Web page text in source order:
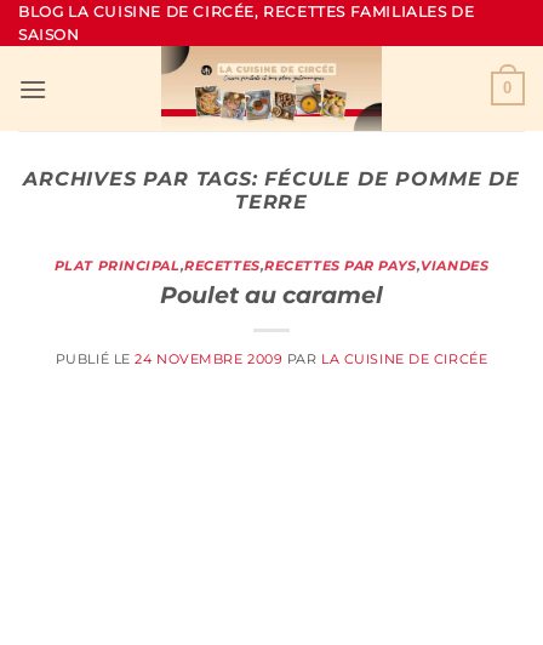
Passer
au
BLOG LA CUISINE DE CIRCÉE, RECETTES FAMILIALES DE
SAISON
0
ARCHIVES PAR TAGS:FÉCULE DE POMME DE
TERRE
PLAT PRINCIPAL,RECETTES,RECETTES PAR PAYS,VIANDES
Poulet au caramel
PUBLIÉ LE24 NOVEMBRE 2009 PAR LA CUISINE DE CIRCÉE